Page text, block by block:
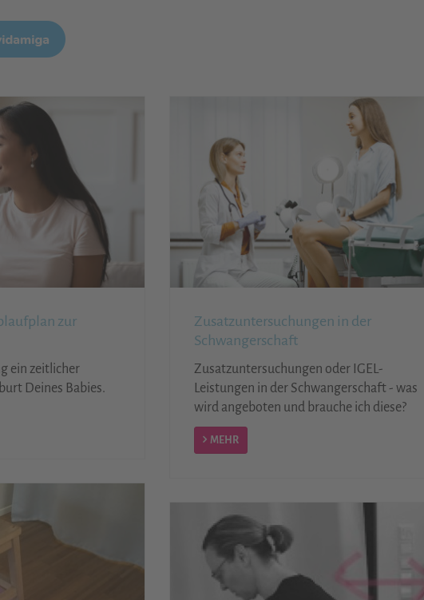
zur
ein zeitlicher
Deines Babies.
Zusatzuntersuchungen in der
Schwangerschaft
Zusatzuntersuchungen oder IGEL-
Leistungen in der Schwangerschaft - was
wird angeboten und brauche ich diese?
MEHR